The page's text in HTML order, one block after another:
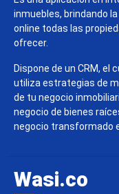
inmuebles, brindando
online todas las
ofrecer.
Dispone de un CRM,
utiliza estrategias de
de tu negocio
negocio de bienes
negocio transformado
Wasi.co